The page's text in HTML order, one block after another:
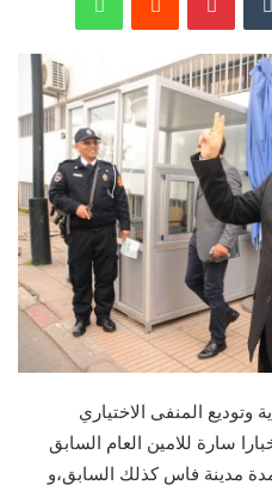
وتوديع المنفى الاختياري
سارة للامين العام السابق
مدينة فاس كذلك السابق،و